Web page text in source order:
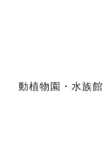
動植物園・水族館